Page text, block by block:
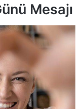
Mesajı